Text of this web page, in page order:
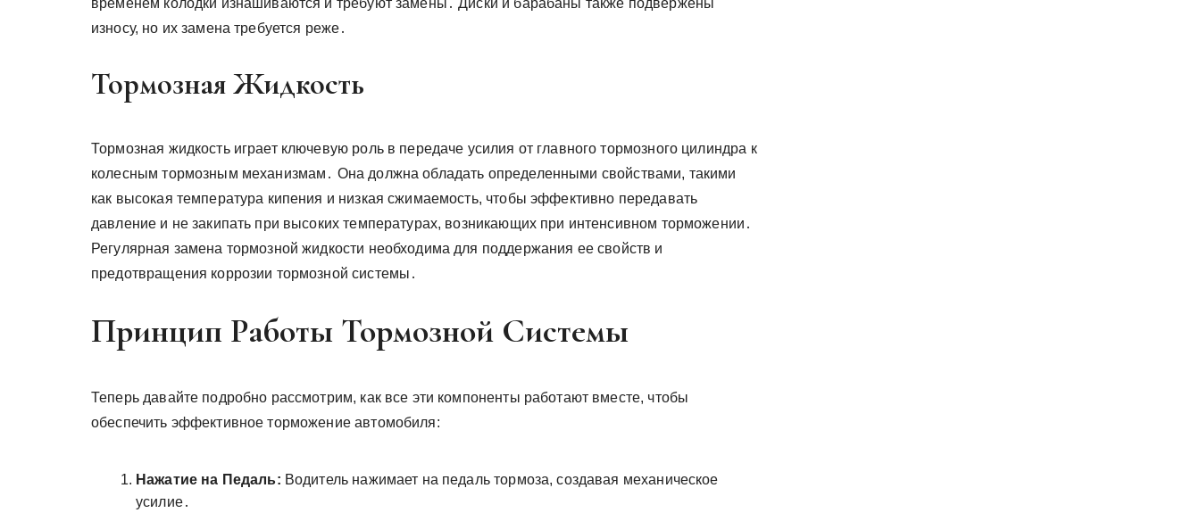
временем колодки изнашиваются и требуют замены․ Диски и барабаны также подвержены
износу, но их замена требуется реже․
Тормозная Жидкость
Тормозная жидкость играет ключевую роль в передаче усилия от главного тормозного цилиндра к
колесным тормозным механизмам․ Она должна обладать определенными свойствами, такими
как высокая температура кипения и низкая сжимаемость, чтобы эффективно передавать
давление и не закипать при высоких температурах, возникающих при интенсивном торможении․
Регулярная замена тормозной жидкости необходима для поддержания ее свойств и
предотвращения коррозии тормозной системы․
Принцип Работы Тормозной Системы
Теперь давайте подробно рассмотрим, как все эти компоненты работают вместе, чтобы
обеспечить эффективное торможение автомобиля:
Нажатие на Педаль: Водитель нажимает на педаль тормоза, создавая механическое
усилие․